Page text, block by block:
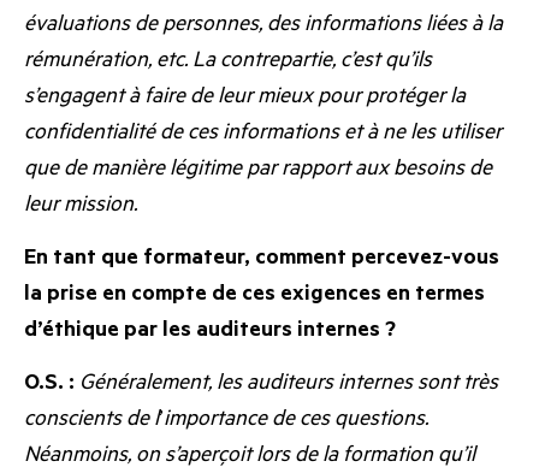
évaluations de personnes, des informations liées à la
rémunération, etc. La contrepartie, c’est qu’ils
s’engagent à faire de leur mieux pour protéger la
confidentialité de ces informations et à ne les utiliser
que de manière légitime par rapport aux besoins de
leur mission.
En tant que formateur, comment percevez-vous
la prise en compte de ces exigences en termes
d’éthique par les auditeurs internes ?
O.S. : Généralement, les auditeurs internes sont très
conscients de l’importance de ces questions.
Néanmoins, on s’aperçoit lors de la formation qu’il